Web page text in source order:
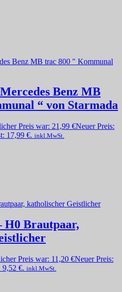
Benz MB
“ von Starmada
Preis war: 21,99 €Neuer Preis:
17,99 €. inkl.MwSt.
H0 Brautpaar,
Preis war: 11,20 €Neuer Preis:
9,52 €. inkl.MwSt.